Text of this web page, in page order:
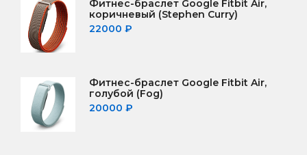
Фитнес-браслет Google Fitbit Air,
коричневый (Stephen Curry)
22000 ₽
Фитнес-браслет Google Fitbit Air,
голубой (Fog)
20000 ₽